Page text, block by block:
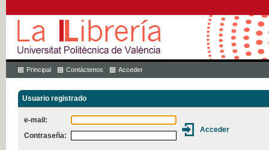
Principal Contáctenos Acceder
Usuario registrado
e-mail:
Contraseña: